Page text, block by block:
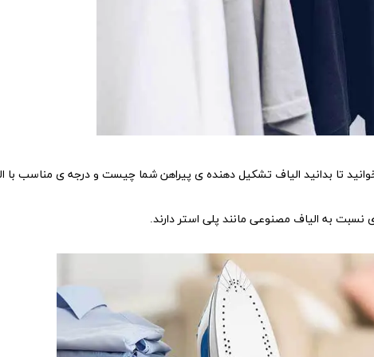
تا بدانید الیاف تشکیل دهنده ی پیراهن شما چیست و درجه ی مناسب با
نسبت به الیاف مصنوعی مانند پلی استر دارند.